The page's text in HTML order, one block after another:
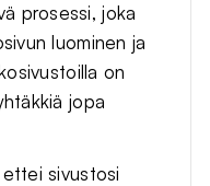
prosessi, joka
luominen ja
on
jopa
sivustosi